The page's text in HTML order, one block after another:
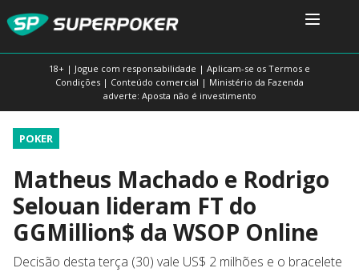
18+ | Jogue com responsabilidade | Aplicam-se os Termos e
Condições | Conteúdo comercial | Ministério da Fazenda
adverte: Aposta não é investimento
POKER
Matheus Machado e Rodrigo
Selouan lideram FT do
GGMillion$ da WSOP Online
Decisão desta terça (30) vale US$ 2 milhões e o bracelete